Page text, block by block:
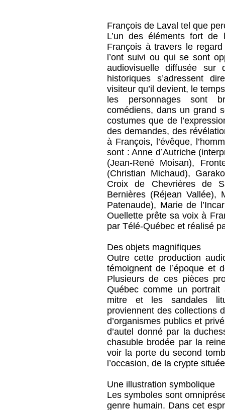
François de Laval tel que
L’un des éléments fort de
François à travers le
l’ont suivi ou qui se sont
audiovisuelle diffusée sur
historiques s’adressent
visiteur qu’il devient, le
les personnages sont
comédiens, dans un grand
costumes que de
des demandes, des
à François, l’évêque,
sont : Anne d’Autriche
(Jean-René Moisan),
(Christian Michaud),
Croix de Chevrières de
Bernières (Réjean Vallée),
Patenaude), Marie de
Ouellette prête sa voix à
par Télé-Québec et réalisé
Des objets magnifiques
Outre cette production
témoignent de l’époque et
Plusieurs de ces pièces
Québec comme un
mitre et les sandales
proviennent des collections
d’organismes publics et
d’autel donné par la
chasuble brodée par la
voir la porte du second
l’occasion, de la crypte
Une illustration symbolique
Les symboles sont
genre humain. Dans cet